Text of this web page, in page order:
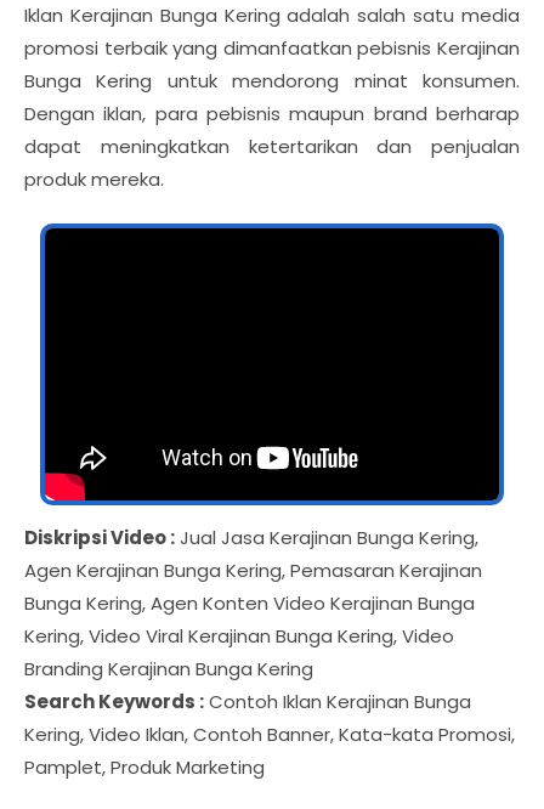
Iklan Kerajinan Bunga Kering adalah salah satu media
promosi terbaik yang dimanfaatkan pebisnis Kerajinan
Bunga Kering untuk mendorong minat konsumen.
Dengan iklan, para pebisnis maupun brand berharap
dapat meningkatkan ketertarikan dan penjualan
produk mereka.
Diskripsi Video :Jual Jasa Kerajinan Bunga Kering,
Agen Kerajinan Bunga Kering, Pemasaran Kerajinan
Bunga Kering, Agen Konten Video Kerajinan Bunga
Kering, Video Viral Kerajinan Bunga Kering, Video
Branding Kerajinan Bunga Kering
Search Keywords :Contoh Iklan Kerajinan Bunga
Kering, Video Iklan, Contoh Banner, Kata-kata Promosi,
Pamplet, Produk Marketing